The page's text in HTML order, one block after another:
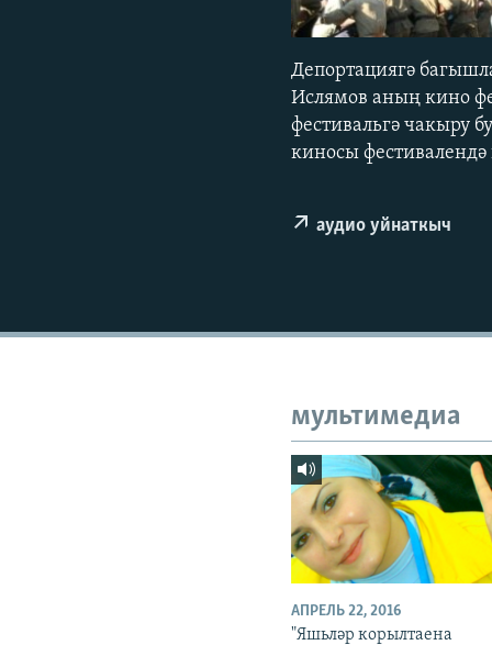
Депортациягә
Ислямов аның кино
фестивальгә чакыру
киносы фестивалендә
аудио уйнаткыч
мультимедиа
АПРЕЛЬ 22, 2016
"Яшьләр корылтаена